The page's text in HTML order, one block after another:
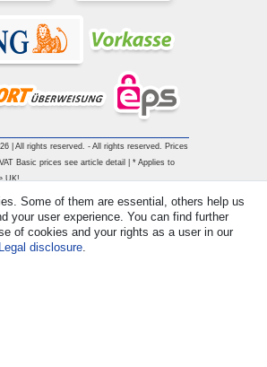
| All rights reserved. - All rights reserved. Prices
Basic prices see article detail | * Applies to
UK!
Some of them are essential, others help us
your user experience. You can find further
of cookies and your rights as a user in our
Legal disclosure.
from contract here Contact